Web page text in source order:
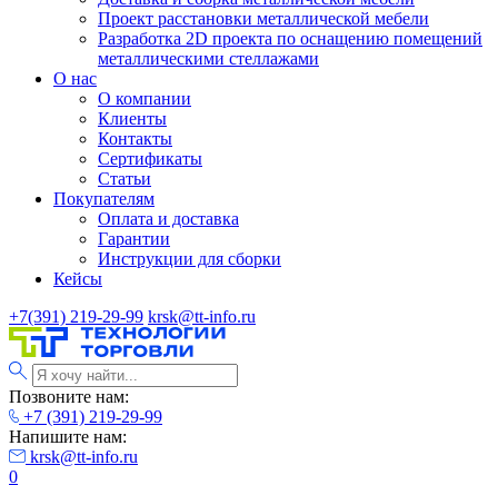
Проект расстановки металлической мебели
Разработка 2D проекта по оснащению помещений
металлическими стеллажами
О нас
О компании
Клиенты
Контакты
Сертификаты
Статьи
Покупателям
Оплата и доставка
Гарантии
Инструкции для сборки
Кейсы
+7(391) 219-29-99 krsk@tt-info.ru
Позвоните нам:
+7 (391) 219-29-99
Напишите нам:
krsk@tt-info.ru
0